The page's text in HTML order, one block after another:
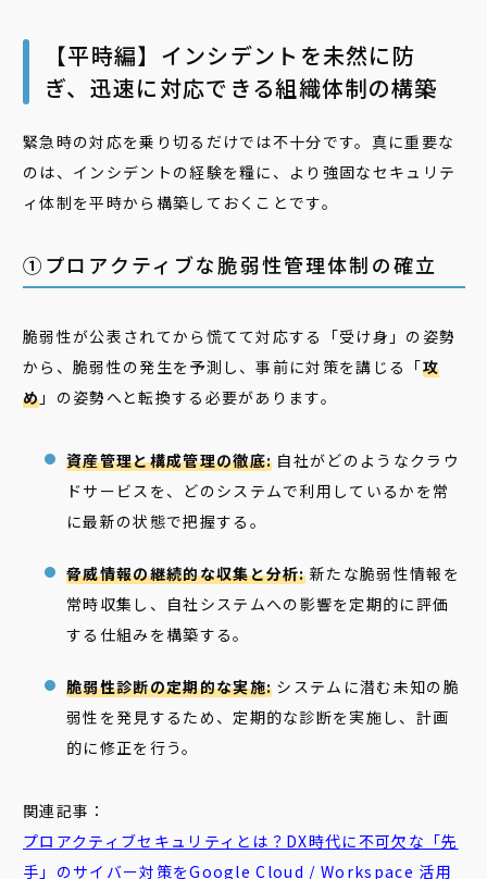
【平時編】インシデントを未然に防
ぎ、迅速に対応できる組織体制の構築
緊急時の対応を乗り切るだけでは不十分です。真に重要な
のは、インシデントの経験を糧に、より強固なセキュリテ
ィ体制を平時から構築しておくことです。
①プロアクティブな脆弱性管理体制の確立
脆弱性が公表されてから慌てて対応する「受け身」の姿勢
から、脆弱性の発生を予測し、事前に対策を講じる「攻
め 」の姿勢へと転換する必要があります。
資産管理と構成管理の徹底: 自社がどのようなクラウ
ドサービスを、どのシステムで利用しているかを常
に最新の状態で把握する。
脅威情報の継続的な収集と分析:新たな脆弱性情報を
常時収集し、自社システムへの影響を定期的に評価
する仕組みを構築する。
脆弱性診断の定期的な実施: システムに潜む未知の脆
弱性を発見するため、定期的な診断を実施し、計画
的に修正を行う。
関連記事：
プロアクティブセキュリティ とは？DX時代に不可欠な「先
手」のサイバー対策をGoogle Cloud / Workspace 活用